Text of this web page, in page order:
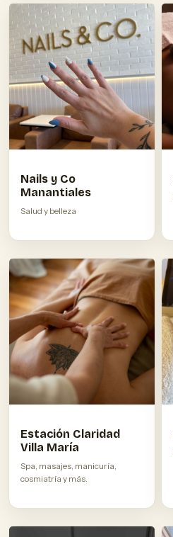
Nails y Co
Manantiales
Salud y belleza
Estación Claridad
Villa María
Spa, masajes, manicuría,
cosmiatría y más.